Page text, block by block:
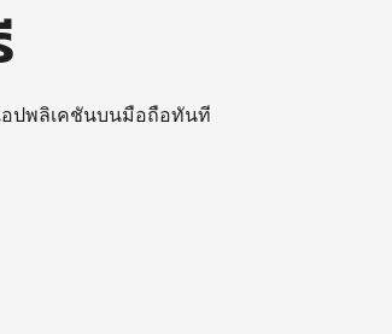
อปพลิเคชันบนมือถือทันที